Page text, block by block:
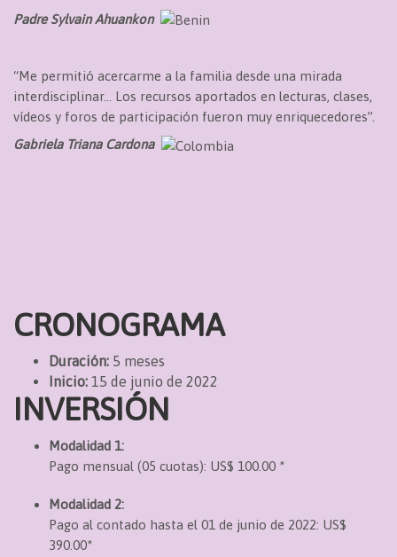
Padre Sylvain Ahuankon
“Me permitió acercarme a la familia desde una mirada
interdisciplinar… Los recursos aportados en lecturas, clases,
vídeos y foros de participación fueron muy enriquecedores”.
Gabriela Triana Cardona
CRONOGRAMA
Duración: 5 meses
Inicio: 15 de junio de 2022
INVERSIÓN
Modalidad 1:
Pago mensual (05 cuotas): US$ 100.00 *
Modalidad 2:
Pago al contado hasta el 01 de junio de 2022: US$
390.00*